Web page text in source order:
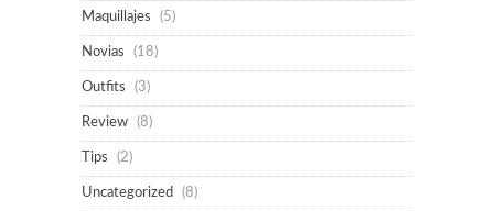
Maquillajes (5)
Novias (18)
Outfits (3)
Review (8)
Tips (2)
Uncategorized (8)